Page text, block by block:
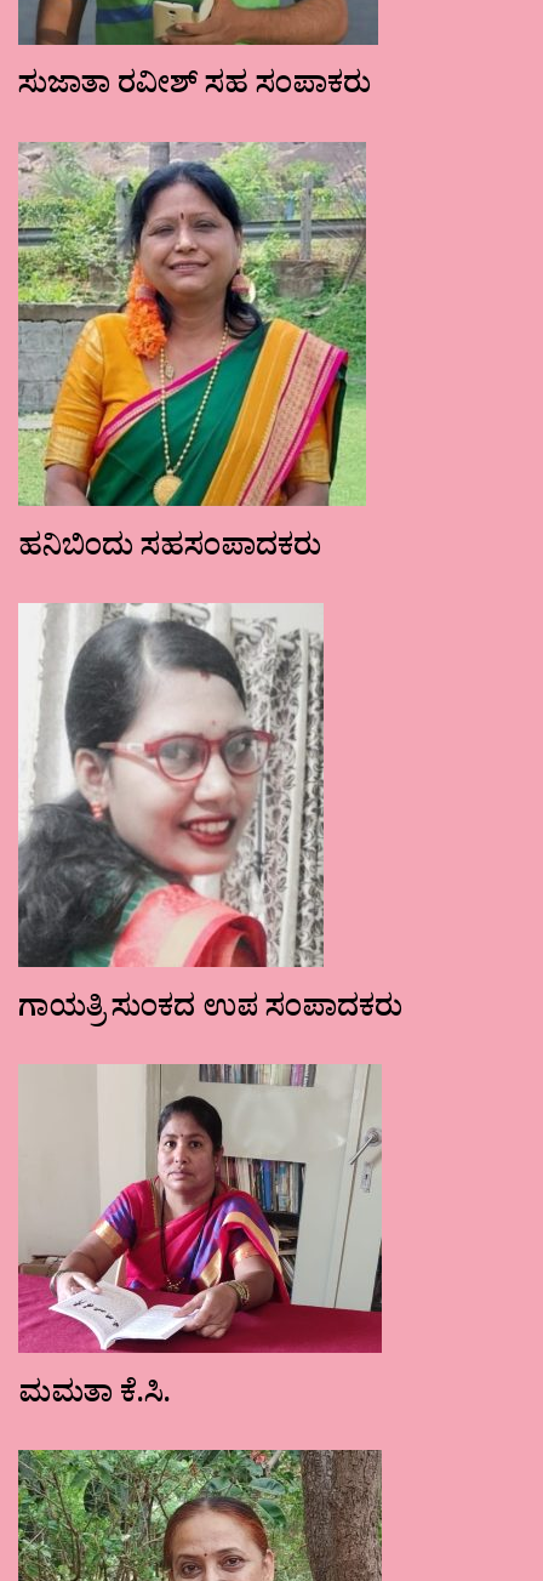
ಸುಜಾತಾ ರವೀಶ್ ಸಹ ಸಂಪಾಕರು
ಹನಿಬಿಂದು ಸಹಸಂಪಾದಕರು
ಗಾಯತ್ರಿ ಸುಂಕದ ಉಪ ಸಂಪಾದಕರು
ಮಮತಾ ಕೆ.ಸಿ.